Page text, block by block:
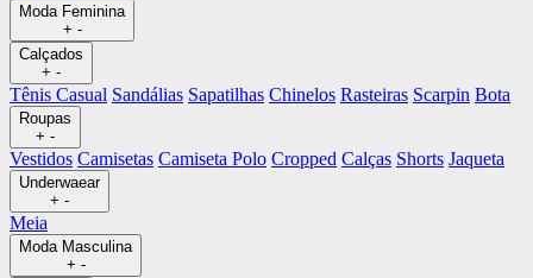
Moda Feminina
+ -
Calçados
+ -
Tênis Casual Sandálias Sapatilhas Chinelos Rasteiras Scarpin Bota
Roupas
+ -
Vestidos Camisetas Camiseta Polo Cropped Calças Shorts Jaqueta
Underwaear
+ -
Meia
Moda Masculina
+ -